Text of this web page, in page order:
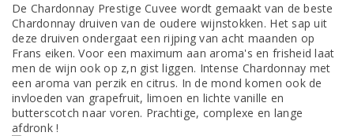
De Chardonnay Prestige Cuvee wordt gemaakt van de beste
Chardonnay druiven van de oudere wijnstokken. Het sap uit
deze druiven ondergaat een rijping van acht maanden op
Frans eiken. Voor een maximum aan aroma's en frisheid laat
men de wijn ook op z,n gist liggen. Intense Chardonnay met
een aroma van perzik en citrus. In de mond komen ook de
invloeden van grapefruit, limoen en lichte vanille en
butterscotch naar voren. Prachtige, complexe en lange
afdronk !